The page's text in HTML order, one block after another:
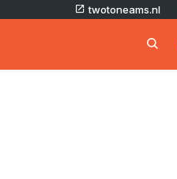
twotoneams.nl